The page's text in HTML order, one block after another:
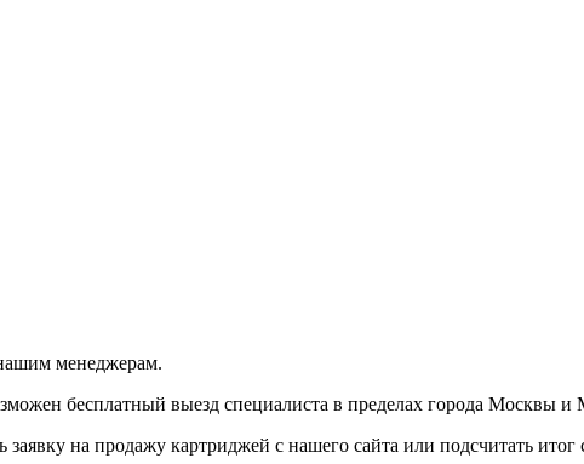
менеджерам.
бесплатный выезд специалиста в пределах города Москвы и
на продажу картриджей с нашего сайта или подсчитать итог